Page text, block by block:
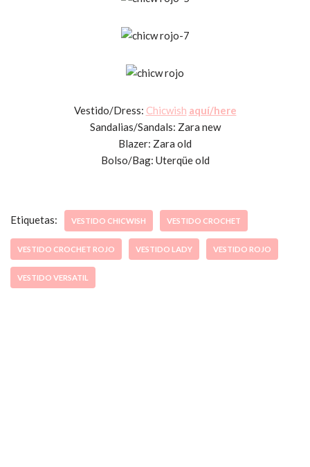
Vestido/Dress: Chicwish aquí/here
Sandalias/Sandals: Zara new
Blazer: Zara old
Bolso/Bag: Uterqüe old
Etiquetas: VESTIDO CHICWISH VESTIDO CROCHET
VESTIDO CROCHET ROJO VESTIDO LADY VESTIDO ROJO
VESTIDO VERSATIL